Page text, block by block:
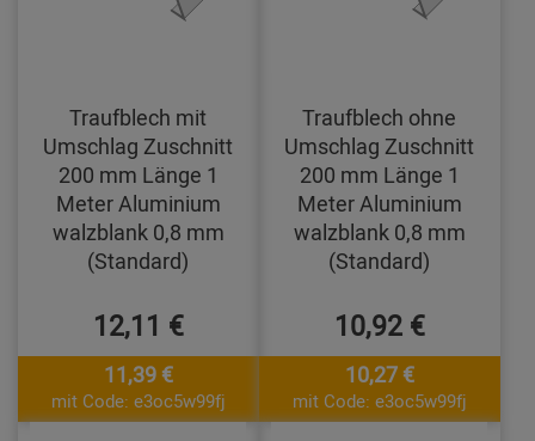
Traufblech mit
Umschlag Zuschnitt
200 mm Länge 1
Meter Aluminium
walzblank 0,8 mm
(Standard)
12,11 €
11,39 €
mit Code: e3oc5w99fj
Traufblech ohne
Umschlag Zuschnitt
200 mm Länge 1
Meter Aluminium
walzblank 0,8 mm
(Standard)
10,92 €
10,27 €
mit Code: e3oc5w99fj